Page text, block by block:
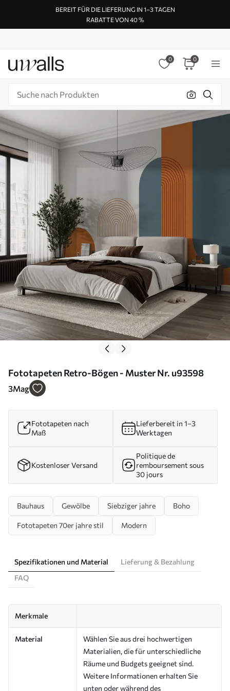
BEREIT FÜR DIE LIEFERUNG IN 1–3 TAGEN
RABATTE VON 40 %
0 0
Fototapeten Retro-Bögen - Muster Nr. u93598
3Mag
Fototapeten nach
Maß
Lieferbereit in 1–3
Werktagen
Kostenloser Versand
Politique de
remboursement sous
30 jours
Bauhaus Gewölbe Siebziger jahre Boho
Fototapeten 70er jahre stil Modern
Spezifikationen und Material
Lieferung & Bezahlung
FAQ
Merkmale
Material
Wählen Sie aus drei hochwertigen
Materialien, die für unterschiedliche
Räume und Budgets geeignet sind.
Weitere Informationen erhalten Sie
unten oder während des